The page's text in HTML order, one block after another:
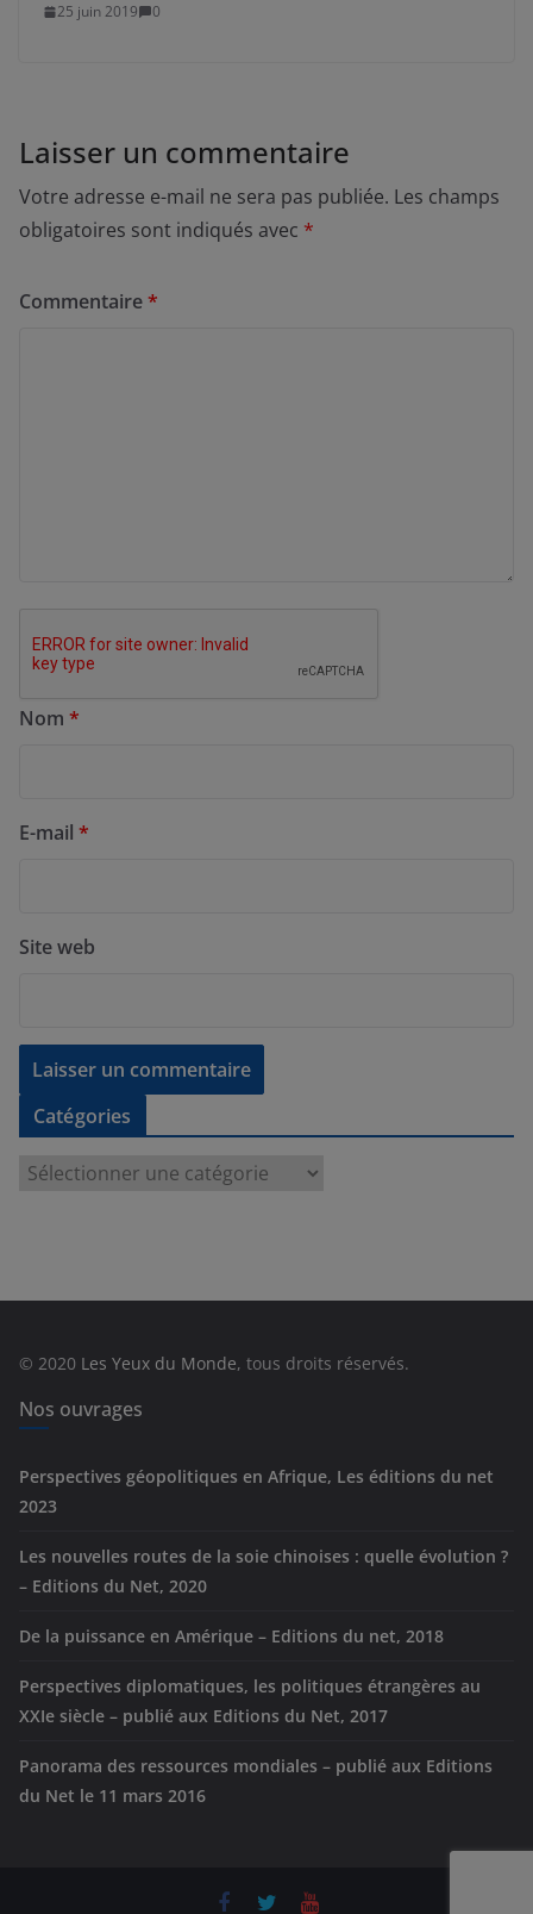
25 juin 2019 0
Laisser un commentaire
Votre adresse e-mail ne sera pas publiée. Les champs
obligatoires sont indiqués avec *
Commentaire*
Nom *
E-mail *
Site web
Catégories
e
© 2020 Les Yeux du Monde, tous droits réservés.
Nos ouvrages
Perspectives géopolitiques en Afrique, Les éditions du net
2023
Les nouvelles routes de la soie chinoises : quelle évolution ?
– Editions du Net, 2020
De la puissance en Amérique – Editions du net, 2018
Perspectives diplomatiques, les politiques étrangères au
XXIe siècle – publié aux Editions du Net, 2017
Panorama des ressources mondiales – publié aux Editions
du Net le 11 mars 2016